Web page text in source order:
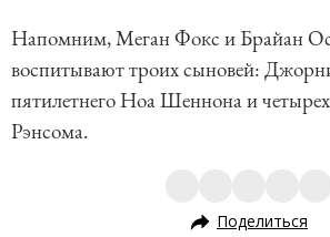
Напомним, Меган Фокс и Брайан
воспитывают троих сыновей:
пятилетнего Ноа Шеннона и
Рэнсома.
Поделиться